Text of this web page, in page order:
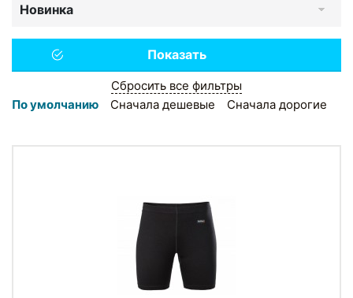
Новинка
Сбросить все фильтры
По умолчанию
Сначала дешевые Сначала дорогие